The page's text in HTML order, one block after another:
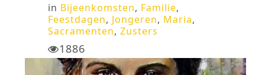
in Bijeenkomsten, Familie,
Feestdagen, Jongeren, Maria,
Sacramenten,Zusters
1886